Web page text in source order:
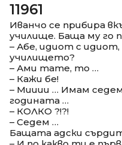
11961
Иванчо се прибира
училище. Баща му го
– Абе, идиот с идиот,
училището?
– Ами тате, то …
– Кажи бе!
– Мииии … Имам седем
годината …
– КОЛКО ?!?!
– Седем …
Бащата адски